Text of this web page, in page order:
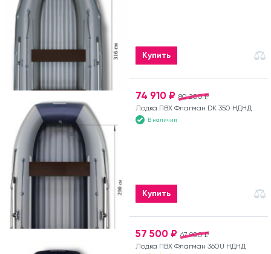
Купить
80 200 ₽
74 910 ₽
Лодка ПВХ Флагман DK 350 НДНД
В наличии
Купить
67 900 ₽
57 500 ₽
Лодка ПВХ Флагман 360U НДНД